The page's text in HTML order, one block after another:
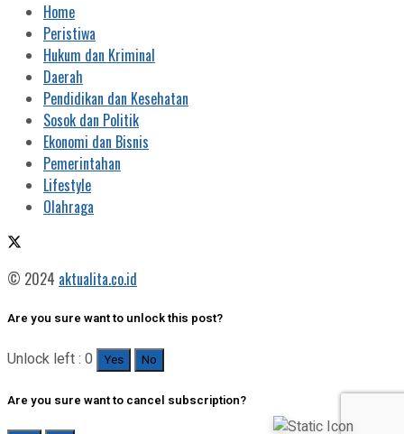
Home
Peristiwa
Hukum dan Kriminal
Daerah
Pendidikan dan Kesehatan
Sosok dan Politik
Ekonomi dan Bisnis
Pemerintahan
Lifestyle
Olahraga
© 2024 aktualita.co.id
Are you sure want to unlock this post?
Unlock left : 0 Yes No
Are you sure want to cancel subscription?